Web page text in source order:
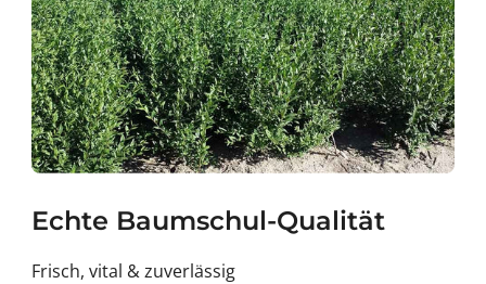
Echte Baumschul-Qualität
Frisch, vital & zuverlässig